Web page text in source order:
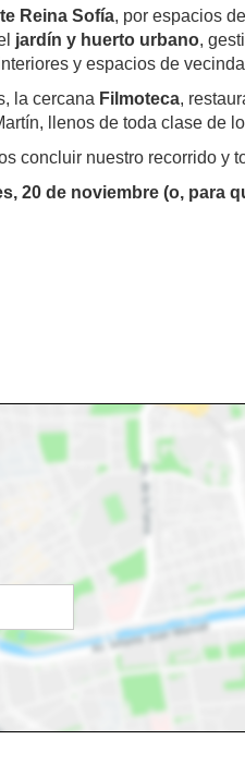
Reina Sofía, por espacios
jardín y huerto urbano,
y espacios de
la cercana Filmoteca,
llenos de toda clase de
concluir nuestro recorrido y
20 de noviembre (o, para